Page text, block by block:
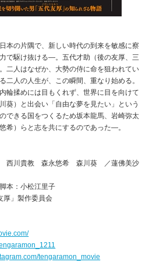
本の片隅で、新しい時代の到来を敏感に察
で駆け抜ける―。五代才助（後の友厚、三
二人はなぜか、大勢の侍に命を狙われてい
二人の人生が、この瞬間、重なり始める。
輪揉めには目もくれず、世界に目を向けて
葵）と出会い「自由な夢を見たい」という
できる国をつくるため坂本龍馬、岩崎弥太
希）らと志を共にするのであった―。
川貴教 森永悠希 森川葵 ／蓮佛美沙
本：小松江里子
厚」製作委員会
tengaramon_movie